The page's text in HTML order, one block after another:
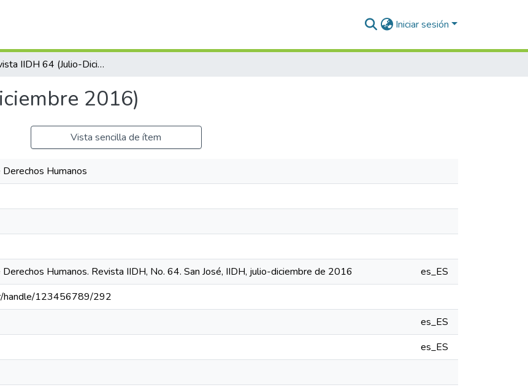
Iniciar sesión
Revista IIDH 64 (Julio-Diciembre 2016)
2016)
Vista sencilla de ítem
Humanos
Humanos. Revista IIDH, No. 64. San José, IIDH, julio-diciembre de 2016
es_ES
handle/123456789/292
es_ES
es_ES